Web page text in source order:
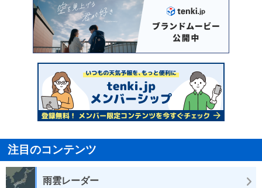
注目のコンテンツ
雨雲レーダー